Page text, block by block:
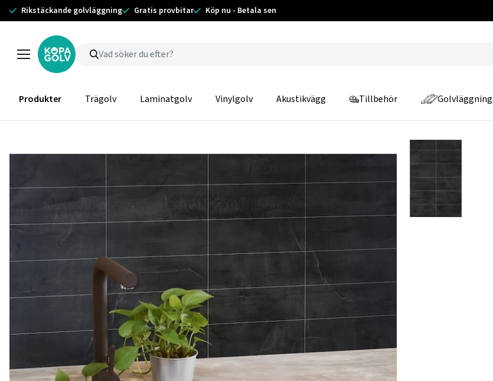
Rikstäckande golvläggning Gratis provbitar Köp nu - Betala sen
Produkter Trägolv Laminatgolv Vinylgolv Akustikvägg Tillbehör Golvläggning